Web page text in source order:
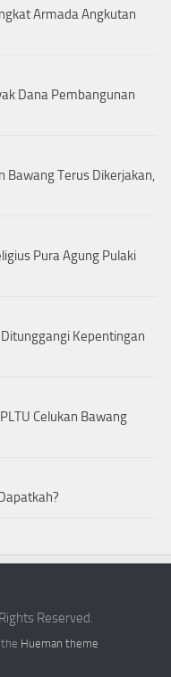
Armada Angkutan
Dana Pembangunan
Bawang Terus Dikerjakan,
Pura Agung Pulaki
Kepentingan
Celukan Bawang
Reserved.
Hueman theme